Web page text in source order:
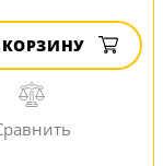
КОРЗИНУ